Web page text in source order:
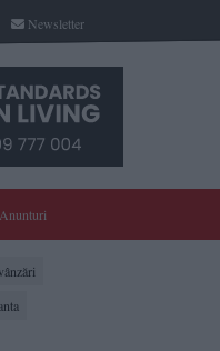
Newsletter
Anunturi